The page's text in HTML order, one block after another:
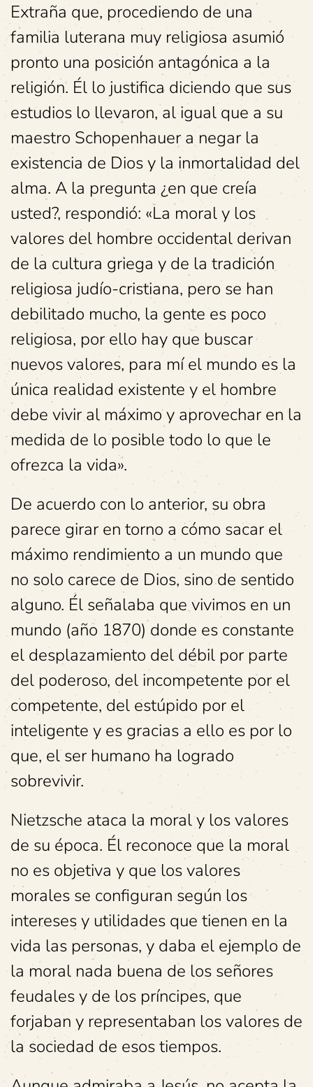
Extraña que, procediendo de una
familia luterana muy religiosa asumió
pronto una posición antagónica a la
religión. Él lo justifica diciendo que sus
estudios lo llevaron, al igual que a su
maestro Schopenhauer a negar la
existencia de Dios y la inmortalidad del
alma. A la pregunta ¿en que creía
usted?, respondió: «La moral y los
valores del hombre occidental derivan
de la cultura griega y de la tradición
religiosa judío-cristiana, pero se han
debilitado mucho, la gente es poco
religiosa, por ello hay que buscar
nuevos valores, para mí el mundo es la
única realidad existente y el hombre
debe vivir al máximo y aprovechar en la
medida de lo posible todo lo que le
ofrezca la vida».
De acuerdo con lo anterior, su obra
parece girar en torno a cómo sacar el
máximo rendimiento a un mundo que
no solo carece de Dios, sino de sentido
alguno. Él señalaba que vivimos en un
mundo (año 1870) donde es constante
el desplazamiento del débil por parte
del poderoso, del incompetente por el
competente, del estúpido por el
inteligente y es gracias a ello es por lo
que, el ser humano ha logrado
sobrevivir.
Nietzsche ataca la moral y los valores
de su época. Él reconoce que la moral
no es objetiva y que los valores
morales se configuran según los
intereses y utilidades que tienen en la
vida las personas, y daba el ejemplo de
la moral nada buena de los señores
feudales y de los príncipes, que
forjaban y representaban los valores de
la sociedad de esos tiempos.